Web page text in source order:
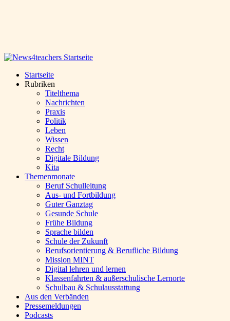
Startseite
Rubriken
Titelthema
Nachrichten
Praxis
Politik
Leben
Wissen
Recht
Digitale Bildung
Kita
Themenmonate
Beruf Schulleitung
Aus- und Fortbildung
Guter Ganztag
Gesunde Schule
Frühe Bildung
Sprache bilden
Schule der Zukunft
Berufsorientierung & Berufliche Bildung
Mission MINT
Digital lehren und lernen
Klassenfahrten & außerschulische Lernorte
Schulbau & Schulausstattung
Aus den Verbänden
Pressemeldungen
Podcasts